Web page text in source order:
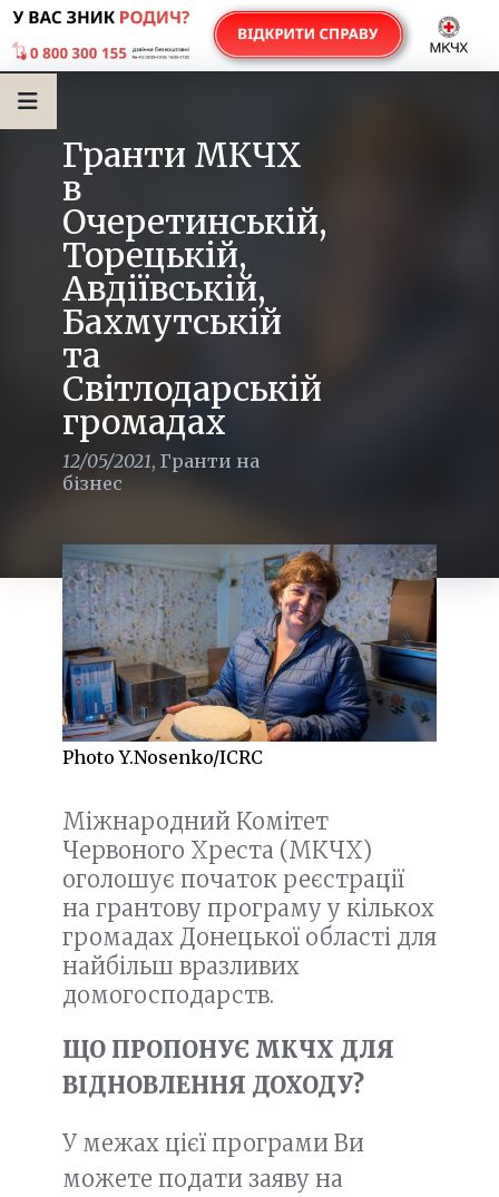
Гранти МКЧХ
в
Очеретинській,
Торецькій,
Авдіївській,
Бахмутській
та
Світлодарській
громадах
12/05/2021, Гранти на
бізнес
Photo Y.Nosenko/ICRC
Міжнародний Комітет
Червоного Хреста (МКЧХ)
оголошує початок реєстрації
на грантову програму у кількох
громадах Донецької області для
найбільш вразливих
домогосподарств.
ЩО ПРОПОНУЄ МКЧХ ДЛЯ
ВІДНОВЛЕННЯ ДОХОДУ?
У межах цієї програми Ви
можете подати заяву на